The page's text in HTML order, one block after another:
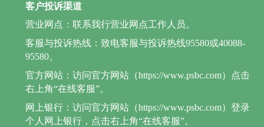
客户投诉渠道
营业网点：联系我行营业网点工作人员。
客服与投诉热线：致电客服与投诉热线95580或40088-
95580。
官方网站：访问官方网站（https://www.psbc.com）点击
右上角“在线客服”。
网上银行：访问官方网站（https://www.psbc.com）登录
个人网上银行，点击右上角“在线客服”。